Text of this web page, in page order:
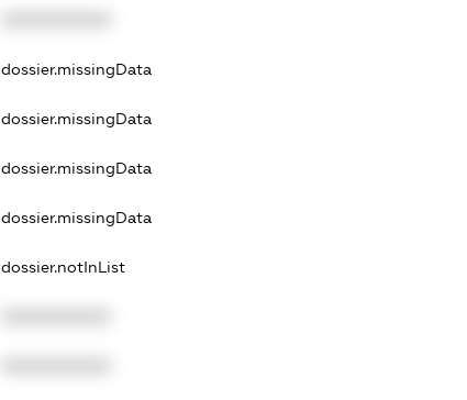
dossier.missingData
dossier.missingData
dossier.missingData
dossier.missingData
dossier.notInList